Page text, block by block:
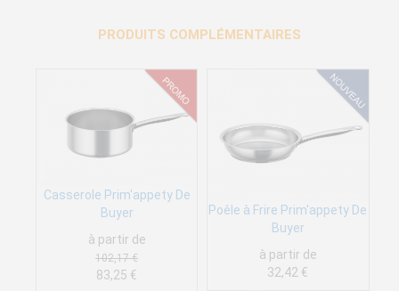
PRODUITS COMPLÉMENTAIRES
Casserole Prim'appety De
Buyer
à partir de
102,17 €
83,25 €
Poêle à Frire Prim'appety De
Buyer
à partir de
32,42 €